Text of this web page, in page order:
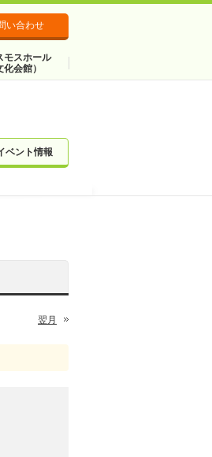
モスホール
化会館）
い合わせ
ベント情報
翌月